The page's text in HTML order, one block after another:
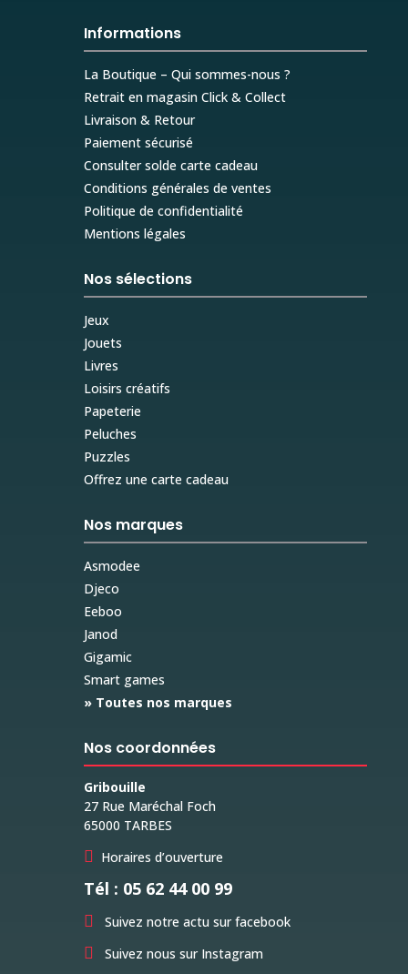
Informations
La Boutique – Qui sommes-nous ?
Retrait en magasin Click & Collect
Livraison & Retour
Paiement sécurisé
Consulter solde carte cadeau
Conditions générales de ventes
Politique de confidentialité
Mentions légales
Nos sélections
Jeux
Jouets
Livres
Loisirs créatifs
Papeterie
Peluches
Puzzles
Offrez une carte cadeau
Nos marques
Asmodee
Djeco
Eeboo
Janod
Gigamic
Smart games
» Toutes nos marques
Nos coordonnées
Gribouille
27 Rue Maréchal Foch
65000 TARBES
 Horaires d’ouverture
Tél : 05 62 44 00 99
 Suivez notre actu sur facebook
 Suivez nous sur Instagram